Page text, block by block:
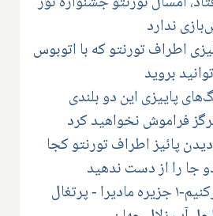
ندارد
اطراف تورنتو که با اتوبوس
بروید
پاییزی این دو بلندی
فراموش نخواهید کرد
پائیز اطراف تورنتو کجا
جا را از دست ندهید
- پرتغال